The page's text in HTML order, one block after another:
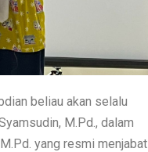
beliau akan selalu
M.Pd., dalam
yang resmi menjabat